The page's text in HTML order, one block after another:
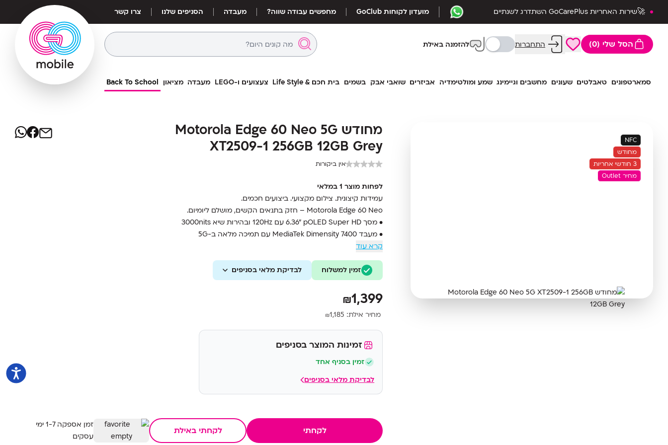
🚀שירות האחריות GoCarePlus השתדרג לשנתיים
שלמות🛡️
מועדון לקוחות GoClub מחפשים עבודה שווה? מעבדה הסניפים שלנו צרו קשר
הסל שלי (0) התחברות להזמנה באילת
סמארטפונים טאבלטים שעונים מחשבים וגיימינג שמע ומולטימדיה אביזרים שואבי אבק בשמים בית חכם & Life Style צעצועים ו-LEGO מעבדה מציאון Back To School
XT2509-1 256GB 12GB Grey
NFC
מחודש
3 חודשי אחריות
מחיר Outlet
מחודש Motorola Edge 60 Neo 5G
XT2509-1 256GB 12GB Grey
אין ביקורות
לפחות מוצר 1 במלאי
עמידות קיצונית. צילום מקצועי. ביצועים חכמים.
Motorola Edge 60 Neo – חזק בתנאים הקשים, מושלם ליומיום.
• מסך ‎6.36” pOLED Super HD‎ עם ‎120Hz‎ ובהירות שיא ‎3000nits‎
• מעבד ‎MediaTek Dimensity 7400‎ עם תמיכה מלאה ב-5G
• זיכרון ‎12GB RAM‎ ואחסון ‎256GB‎
• מצלמה ראשית ‎50MP Sony LYTIA 700C‎ עם OIS וזום אופטי ‎3x‎
• עמידות בתקן ‎IP68 + IP69‎ ותקן צבאי ‎MIL-STD-810H‎
• סוללה ‎5000mAh‎ עם טעינה מהירה ‎68W TurboPower‎
קרא עוד
זמין למשלוח לבדיקת מלאי בסניפים
₪1,399
מחיר אילת: ₪1,185
זמינות המוצר בסניפים
זמין בסניף אחד
לבדיקת מלאי בסניפים
לקחתי לקחתי באילת
זמן אספקה 1-7 ימי
עסקים